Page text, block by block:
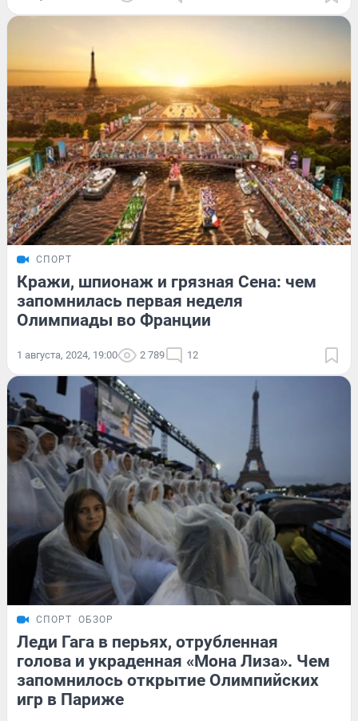
СПОРТ
Кражи, шпионаж и грязная Сена: чем
запомнилась первая неделя
Олимпиады во Франции
1 августа, 2024, 19:00 2 789 12
СПОРТ ОБЗОР
Леди Гага в перьях, отрубленная
голова и украденная «Мона Лиза». Чем
запомнилось открытие Олимпийских
игр в Париже